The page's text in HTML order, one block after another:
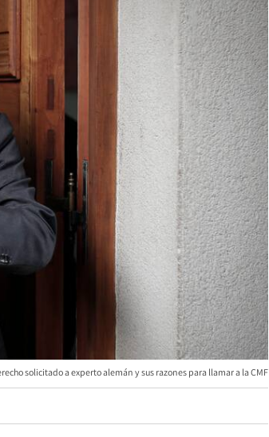
solicitado a experto alemán y sus razones para llamar a la CMF